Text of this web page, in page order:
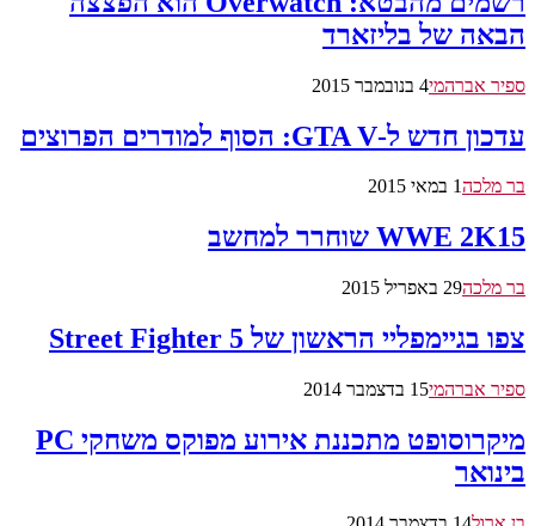
הבאה של בליזארד
ספיר אברהמי4 בנובמבר 2015
עדכון חדש ל-GTA V: הסוף למודרים הפרוצים
בר מלכה1 במאי 2015
WWE 2K15 שוחרר למחשב
בר מלכה29 באפריל 2015
צפו בגיימפליי הראשון של Street Fighter 5
ספיר אברהמי15 בדצמבר 2014
מיקרוסופט מתכננת אירוע מפוקס משחקי PC
בינואר